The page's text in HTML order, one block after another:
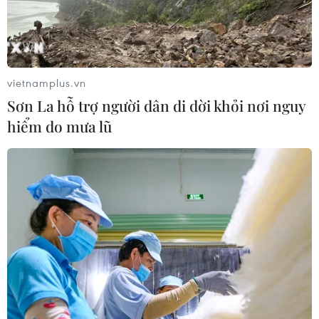
Xem thêm
CƠ QUAN CHỦ QUẢN: THÔNG TẤN XÃ VIỆT NAM
Tổng Biên tập: TRẦN TIẾN DUẨN
Phó Tổng Biên tập: NGUYỄN THỊ TÁM, KHÚC THANH
THỦY
Sở hữu trí tuệ
Quy định sử dụng
RSS
Hỗ trợ
Ngôn ngữ
TTXVN
vietnamplus.vn
Sơn La hỗ trợ người dân di dời khỏi nơi nguy
hiểm do mưa lũ